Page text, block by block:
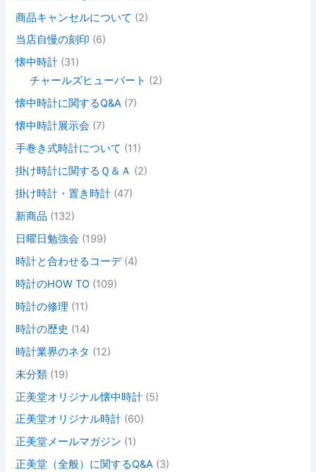
商品キャンセルについて (2)
当店自慢の刻印 (6)
懐中時計 (31)
チャールズヒューバート (2)
懐中時計に関するQ&A (7)
懐中時計展示会 (7)
手巻き式時計について (11)
掛け時計に関するＱ＆Ａ (2)
掛け時計・置き時計 (47)
新商品 (132)
日曜日勉強会 (199)
時計と合わせるコーデ(4)
時計のHOW TO (109)
時計の修理 (11)
時計の歴史 (14)
時計業界のネタ (12)
未分類 (19)
正美堂オリジナル懐中時計 (5)
正美堂オリジナル時計 (60)
正美堂メールマガジン (1)
正美堂（全般）に関するQ&A (3)